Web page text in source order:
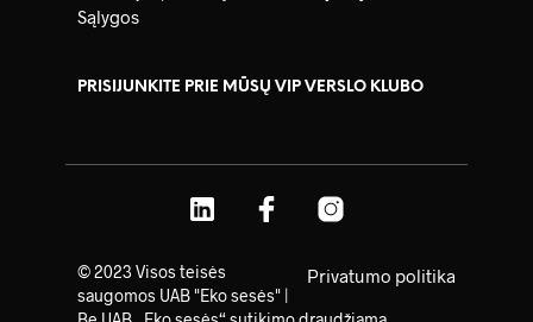
Sąlygos
PRISIJUNKITE PRIE MŪSŲ VIP VERSLO KLUBO
Privatumo politika
© 2023 Visos teisės
saugomos UAB "Eko sesės" |